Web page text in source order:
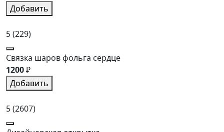
Добавить
5(229)
Связка шаров фольга сердце
1200₽
Добавить
5(2607)